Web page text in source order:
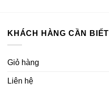
KHÁCH HÀNG CẦN BIẾT
Giỏ hàng
Liên hệ